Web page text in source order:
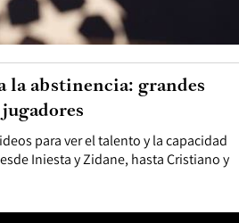
para ver el talento y la capacidad
Iniesta y Zidane, hasta Cristiano y
la abstinencia: grandes